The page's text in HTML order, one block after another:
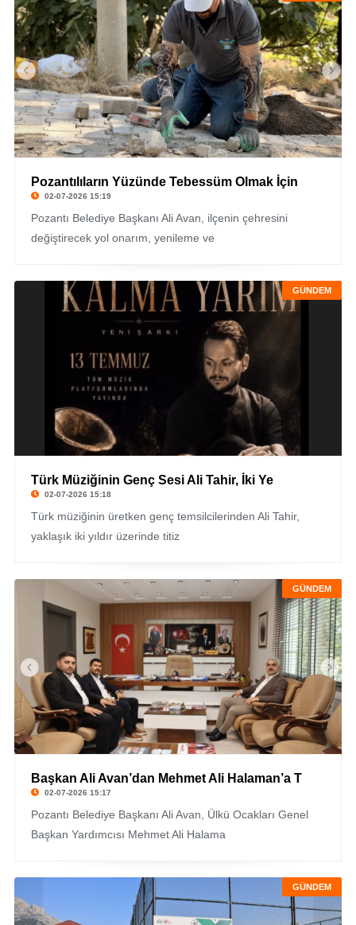
Pozantılıların Yüzünde Tebessüm Olmak İçin
02-07-2026 15:19
Pozantı Belediye Başkanı Ali Avan, ilçenin çehresini
değiştirecek yol onarım, yenileme ve
GÜNDEM
Türk Müziğinin Genç Sesi Ali Tahir, İki Ye
02-07-2026 15:18
Türk müziğinin üretken genç temsilcilerinden Ali Tahir,
yaklaşık iki yıldır üzerinde titiz
GÜNDEM
Başkan Ali Avan’dan Mehmet Ali Halaman’a T
02-07-2026 15:17
Pozantı Belediye Başkanı Ali Avan, Ülkü Ocakları Genel
Başkan Yardımcısı Mehmet Ali Halama
GÜNDEM